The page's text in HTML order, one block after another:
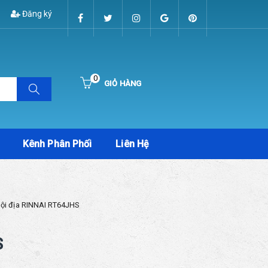
Đăng ký
GIỎ HÀNG
0
Kênh Phân Phối Liên Hệ
địa RINNAI RT64JHS